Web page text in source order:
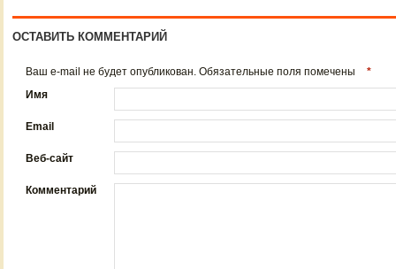
ОСТАВИТЬ КОММЕНТАРИЙ
Ваш e-mail не будет опубликован. Обязательные поля помечены
*
Имя
Email
Веб-сайт
Комментарий